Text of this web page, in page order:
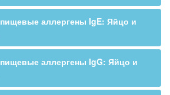
аллергены IgE: Яйцо и
аллергены IgG: Яйцо и